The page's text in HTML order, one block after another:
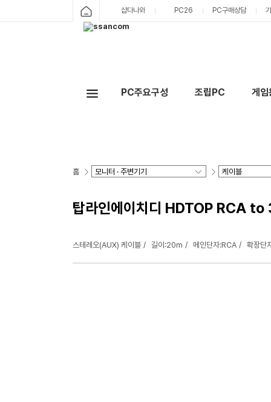
샵다나와 PC26 PC구매상담
PC주요구성 조립PC 게
홈
탑라인에이치디 HDTOP RCA
스테레오(AUX) 케이블 길이:20m 메인단자:RCA 확장단